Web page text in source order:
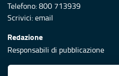
Telefono: 800 713939
Scrivici:email
Redazione
Responsabili di pubblicazione
Protezione civile